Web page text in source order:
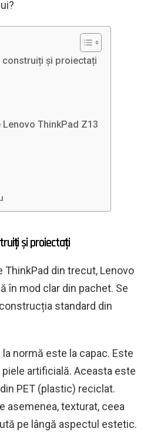
construiți și proiectați
ThinkPad Z13
și proiectați
ThinkPad din trecut, Lenovo
în mod clar din pachet. Se
standard din
normă este la capac. Este
artificială. Aceasta este
PET (plastic) reciclat.
asemenea, texturat, ceea
pe lângă aspectul estetic.